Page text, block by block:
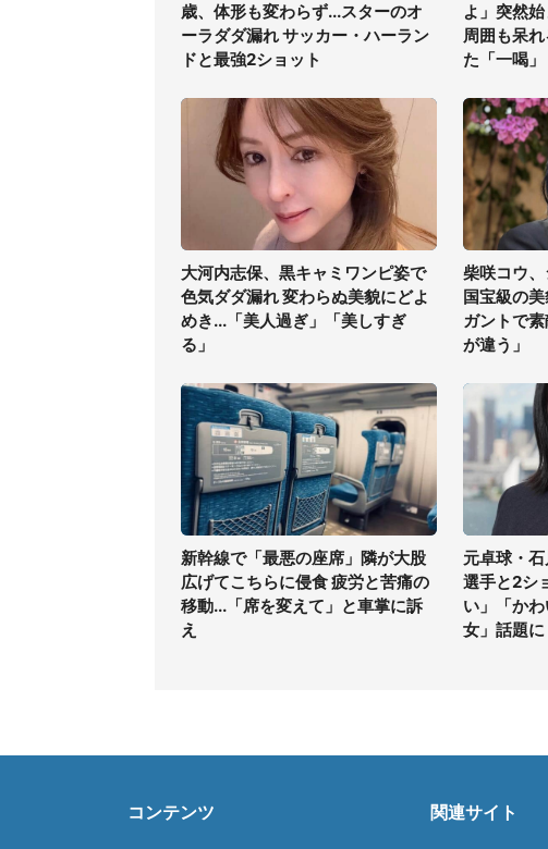
歳、体形も変わらず...スターのオ
ーラダダ漏れ サッカー・ハーラン
ドと最強2ショット
よ」突然
周囲も呆
た「一喝」
大河内志保、黒キャミワンピ姿で
色気ダダ漏れ 変わらぬ美貌にどよ
めき...「美人過ぎ」「美しすぎ
る」
柴咲コウ
国宝級の
ガントで
が違う」
新幹線で「最悪の座席」隣が大股
広げてこちらに侵食 疲労と苦痛の
移動...「席を変えて」と車掌に訴
え
元卓球・
選手と2シ
い」「か
女」話題に
コンテンツ 関連サイト